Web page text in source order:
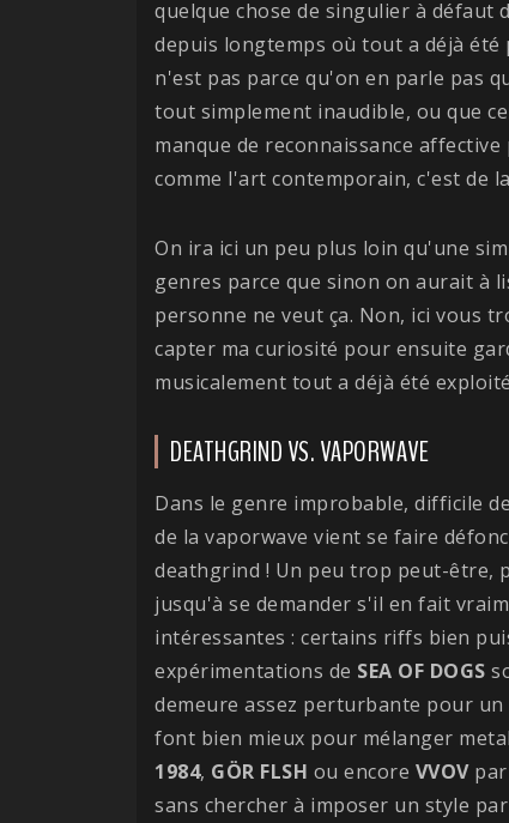
quelque chose de singulier à
depuis longtemps où tout a déjà
n'est pas parce qu'on en parle pas
tout simplement inaudible, ou que
manque de reconnaissance
comme l'art contemporain, c'est de
On ira ici un peu plus loin qu'une
genres parce que sinon on aurait à
personne ne veut ça. Non, ici vous
capter ma curiosité pour ensuite
musicalement tout a déjà été
DEATHGRIND VS. VAPORWAVE
Dans le genre improbable, difficile
de la vaporwave vient se faire
deathgrind ! Un peu trop peut-être,
jusqu'à se demander s'il en fait
intéressantes : certains riffs bien
expérimentations de SEA OF DOGS
demeure assez perturbante pour
font bien mieux pour mélanger
1984, GÖR FLSH ou encore VVOVpar
sans chercher à imposer un style